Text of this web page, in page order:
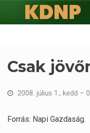
KDNP
A családokért.
Csak
2008. július 1., kedd –
Forrás: Napi Gazdaság.